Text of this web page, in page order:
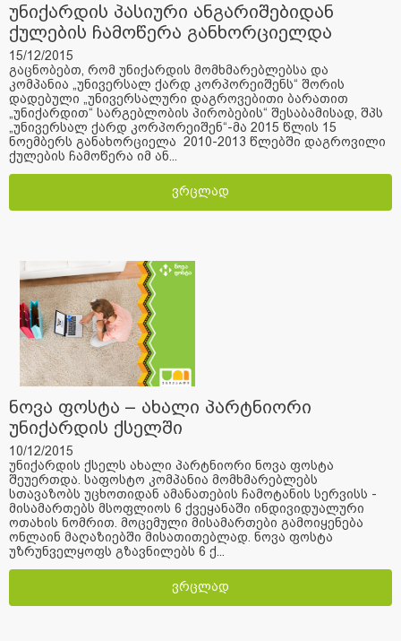
უნიქარდის პასიური ანგარიშებიდან
ქულების ჩამოწერა განხორციელდა
15/12/2015
გაცნობებთ, რომ უნიქარდის მომხმარებლებსა და
კომპანია „უნივერსალ ქარდ კორპორეიშენს“ შორის
დადებული „უნივერსალური დაგროვებითი ბარათით
„უნიქარდით“ სარგებლობის პირობების“ შესაბამისად, შპს
„უნივერსალ ქარდ კორპორეიშენ“-მა 2015 წლის 15
ნოემბერს განახორციელა 2010-2013 წლებში დაგროვილი
ქულების ჩამოწერა იმ ან...
ვრცლად
ნოვა ფოსტა – ახალი პარტნიორი
უნიქარდის ქსელში
10/12/2015
უნიქარდის ქსელს ახალი პარტნიორი ნოვა ფოსტა
შეუერთდა. საფოსტო კომპანია მომხმარებლებს
სთავაზობს უცხოთიდან ამანათების ჩამოტანის სერვისს -
მისამართებს მსოფლიოს 6 ქვეყანაში ინდივიდუალური
ოთახის ნომრით. მოცემული მისამართები გამოიყენება
ონლაინ მაღაზიებში მისათითებლად. ნოვა ფოსტა
უზრუნველყოფს გზავნილებს 6 ქ...
ვრცლად